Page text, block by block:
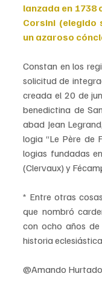
lanzada en
Corsini (elegido
un azaroso
Constan en los
solicitud de
creada el 20 de
benedictina de
abad Jean
logia “Le Père de
logias fundadas
(Clervaux) y
* Entre otras
que nombró
con ocho años
historia
@Amando Hurtado